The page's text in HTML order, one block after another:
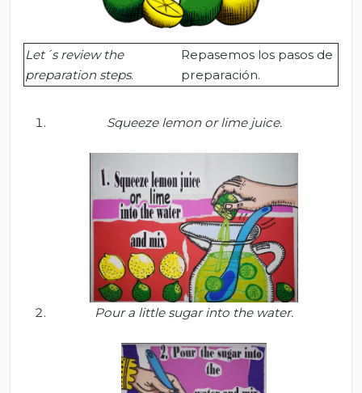
Let´s review the
preparation steps.
Repasemos los pasos de
preparación.
Squeeze lemon or lime juice.
Pour a little sugar into the water.